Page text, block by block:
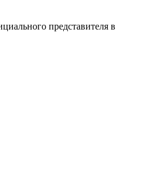
представителя в